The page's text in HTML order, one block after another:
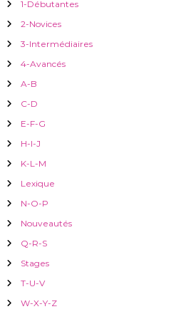
i
c
l
e
c
h
e
:
1-Débutantes
2-Novices
3-Intermédiaires
4-Avancés
A-B
C-D
E-F-G
H-I-J
K-L-M
Lexique
N-O-P
Nouveautés
Q-R-S
Stages
T-U-V
W-X-Y-Z